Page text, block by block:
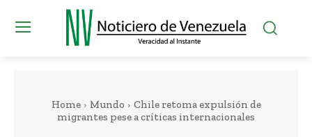
Home Mundo
Chile retoma expulsión de
migrantes pese a críticas internacionales